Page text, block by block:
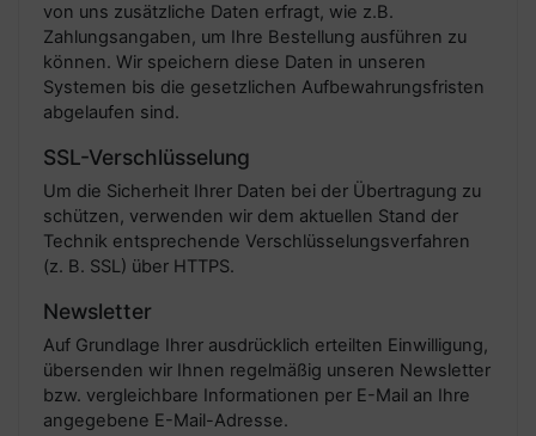
von uns zusätzliche Daten erfragt, wie z.B.
Zahlungsangaben, um Ihre Bestellung ausführen zu
können. Wir speichern diese Daten in unseren
Systemen bis die gesetzlichen Aufbewahrungsfristen
abgelaufen sind.
SSL-Verschlüsselung
Um die Sicherheit Ihrer Daten bei der Übertragung zu
schützen, verwenden wir dem aktuellen Stand der
Technik entsprechende Verschlüsselungsverfahren
(z. B. SSL) über HTTPS.
Newsletter
Auf Grundlage Ihrer ausdrücklich erteilten Einwilligung,
übersenden wir Ihnen regelmäßig unseren Newsletter
bzw. vergleichbare Informationen per E-Mail an Ihre
angegebene E-Mail-Adresse.